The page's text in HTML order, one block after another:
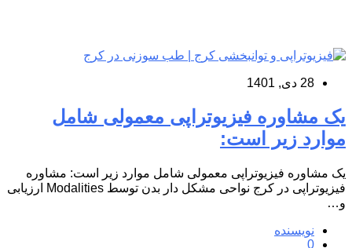
28 دی, 1401
یک مشاوره فیزیوتراپی معمولی شامل
موارد زیر است:
یک مشاوره فیزیوتراپی معمولی شامل موارد زیر است: مشاوره
فیزیوتراپی در کرج نواحی مشکل دار بدن توسط Modalities ارزیابی
و…
نویسنده
0